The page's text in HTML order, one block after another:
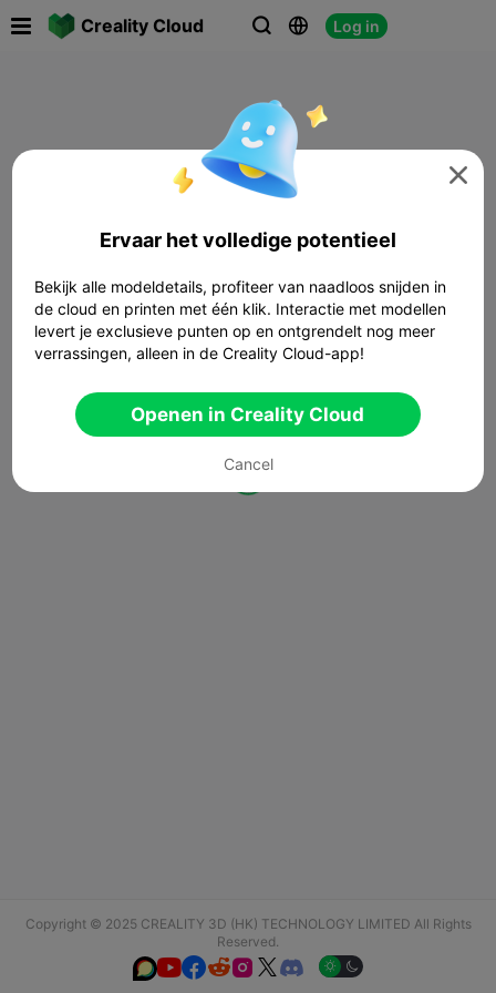
Creality Cloud   Log in
Copyright © 2025 CREALITY 3D (HK) TECHNOLOGY LIMITED All Rights
Reserved.
  

Ervaar het volledige potentieel
Bekijk alle modeldetails, profiteer van naadloos snijden in
de cloud en printen met één klik. Interactie met modellen
levert je exclusieve punten op en ontgrendelt nog meer
verrassingen, alleen in de Creality Cloud-app!
Openen in Creality Cloud
Cancel